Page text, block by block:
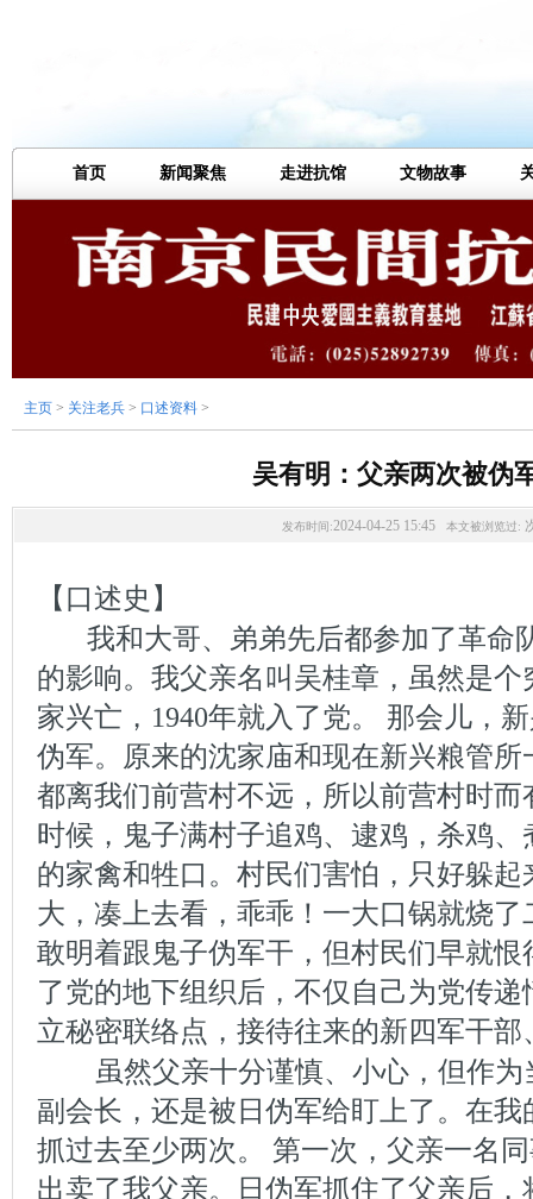
首页 新闻聚焦 走进抗馆 文物故事
主页 > 关注老兵 > 口述资料 >
吴有明：父亲两次被伪
发布时间:2024-04-25 15:45 本文被浏览过:
【口述史】
我和大哥、弟弟先后都参加了革命
的影响。我父亲名叫吴桂章，虽然是
家兴亡，1940年就入了党。 那会儿，
伪军。原来的沈家庙和现在新兴粮管
都离我们前营村不远，所以前营村时而
时候，鬼子满村子追鸡、逮鸡，杀鸡
的家禽和牲口。村民们害怕，只好躲
大，凑上去看，乖乖！一大口锅就烧
敢明着跟鬼子伪军干，但村民们早就
了党的地下组织后，不仅自己为党传
立秘密联络点，接待往来的新四军干部
虽然父亲十分谨慎、小心，但作
副会长，还是被日伪军给盯上了。在
抓过去至少两次。 第一次，父亲一名
出卖了我父亲。日伪军抓住了父亲后